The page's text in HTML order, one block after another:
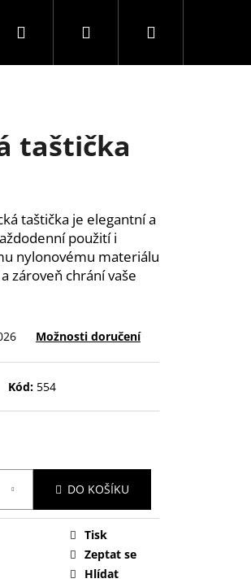
Péče o nohy F3 kolekce
Hledat PřihlášeníNákupní
taštička
taštička je elegantní a
použití i
nylonovému materiálu
zároveň chrání vaše
Možnosti doručení
Kód: 554
DO KOŠÍKU
Tisk
Zeptat se
Hlídat